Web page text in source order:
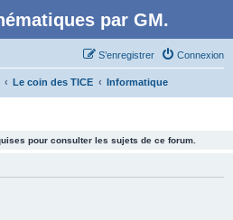
par GM.
Connexion
S’enregistrer
Le coin des TICE Informatique
pour consulter les sujets de ce forum.